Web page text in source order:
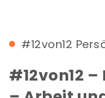
#12von12
#12von12 –